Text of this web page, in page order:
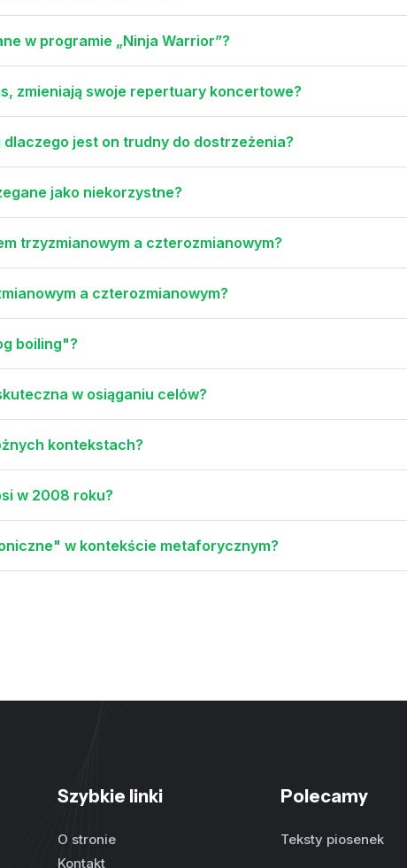
w programie „Ninja Warrior”?
zmieniają swoje repertuary koncertowe?
jest on trudny do dostrzeżenia?
jako niekorzystne?
trzyzmianowym a czterozmianowym?
a czterozmianowym?
boiling"?
w osiąganiu celów?
kontekstach?
w 2008 roku?
w kontekście metaforycznym?
Szybkie linki
O stronie
Kontakt
Polecamy
Teksty piosenek